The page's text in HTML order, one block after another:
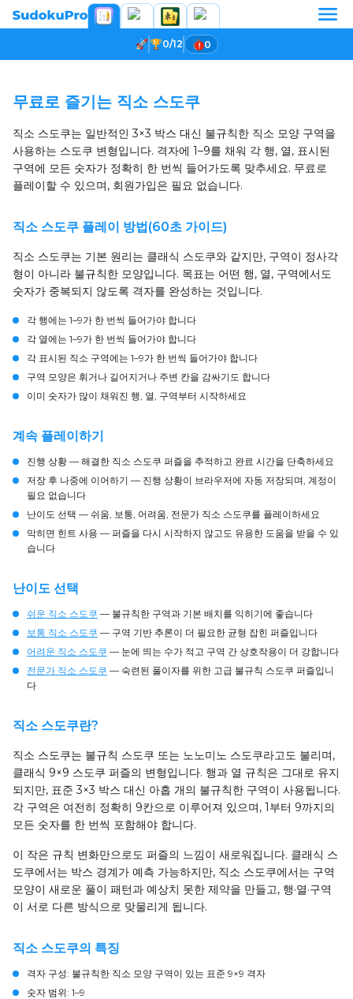
0/12 0
무료로 즐기는 직소 스도쿠
직소 스도쿠는 일반적인 3×3 박스 대신 불규칙한 직소 모양 구역을
사용하는 스도쿠 변형입니다. 격자에 1–9를 채워 각 행, 열, 표시된
구역에 모든 숫자가 정확히 한 번씩 들어가도록 맞추세요. 무료로
플레이할 수 있으며, 회원가입은 필요 없습니다.
직소 스도쿠 플레이 방법(60초 가이드)
직소 스도쿠는 기본 원리는 클래식 스도쿠와 같지만, 구역이 정사각
형이 아니라 불규칙한 모양입니다. 목표는 어떤 행, 열, 구역에서도
숫자가 중복되지 않도록 격자를 완성하는 것입니다.
각 행에는 1–9가 한 번씩 들어가야 합니다
각 열에는 1–9가 한 번씩 들어가야 합니다
각 표시된 직소 구역에는 1–9가 한 번씩 들어가야 합니다
구역 모양은 휘거나 길어지거나 주변 칸을 감싸기도 합니다
이미 숫자가 많이 채워진 행, 열, 구역부터 시작하세요
계속 플레이하기
진행 상황 — 해결한 직소 스도쿠 퍼즐을 추적하고 완료 시간을 단축하세요
저장 후 나중에 이어하기 — 진행 상황이 브라우저에 자동 저장되며, 계정이
필요 없습니다
난이도 선택 — 쉬움, 보통, 어려움, 전문가 직소 스도쿠를 플레이하세요
막히면 힌트 사용 — 퍼즐을 다시 시작하지 않고도 유용한 도움을 받을 수 있
습니다
난이도 선택
쉬운 직소 스도쿠 — 불규칙한 구역과 기본 배치를 익히기에 좋습니다
보통 직소 스도쿠 — 구역 기반 추론이 더 필요한 균형 잡힌 퍼즐입니다
어려운 직소 스도쿠 — 눈에 띄는 수가 적고 구역 간 상호작용이 더 강합니다
전문가 직소 스도쿠 — 숙련된 풀이자를 위한 고급 불규칙 스도쿠 퍼즐입니
다
직소 스도쿠란?
직소 스도쿠는 불규칙 스도쿠 또는 노노미노 스도쿠라고도 불리며,
클래식 9×9 스도쿠 퍼즐의 변형입니다. 행과 열 규칙은 그대로 유지
되지만, 표준 3×3 박스 대신 아홉 개의 불규칙한 구역이 사용됩니다.
각 구역은 여전히 정확히 9칸으로 이루어져 있으며, 1부터 9까지의
모든 숫자를 한 번씩 포함해야 합니다.
이 작은 규칙 변화만으로도 퍼즐의 느낌이 새로워집니다. 클래식 스
도쿠에서는 박스 경계가 예측 가능하지만, 직소 스도쿠에서는 구역
모양이 새로운 풀이 패턴과 예상치 못한 제약을 만들고, 행·열·구역
이 서로 다른 방식으로 맞물리게 됩니다.
직소 스도쿠의 특징
격자 구성: 불규칙한 직소 모양 구역이 있는 표준 9×9 격자
숫자 범위: 1–9